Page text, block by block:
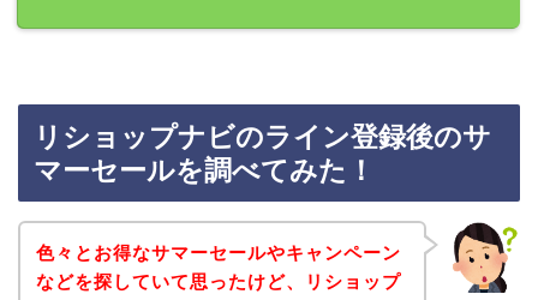
リショップナビのライン登録後のサ
マーセールを調べてみた！
色々とお得なサマーセールやキャンペーン
などを探していて思ったけど、リショップ